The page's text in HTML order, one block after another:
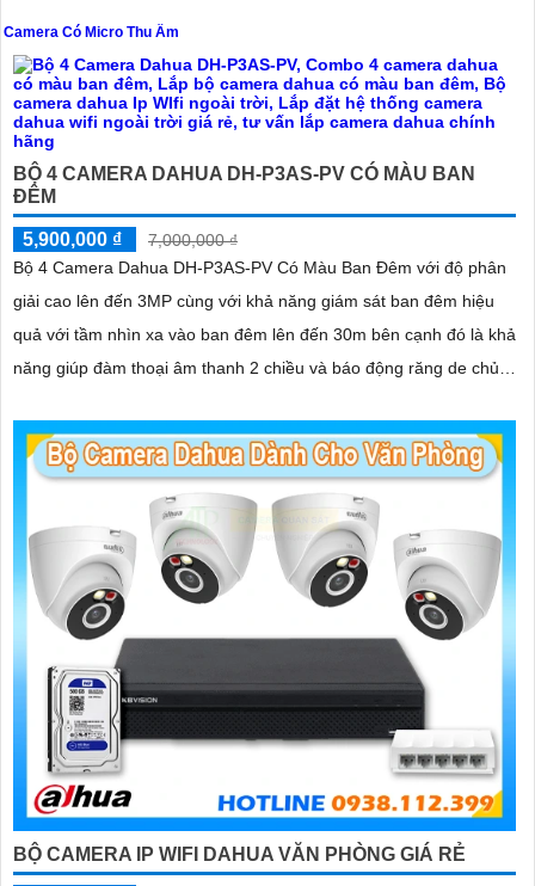
Camera Có Micro Thu Âm
BỘ 4 CAMERA DAHUA DH-P3AS-PV CÓ MÀU BAN
ĐÊM
5,900,000 ₫
7,000,000 ₫
Bộ 4 Camera Dahua DH-P3AS-PV Có Màu Ban Đêm với độ phân
giải cao lên đến 3MP cùng với khả năng giám sát ban đêm hiệu
quả với tầm nhìn xa vào ban đêm lên đến 30m bên cạnh đó là khả
năng giúp đàm thoại âm thanh 2 chiều và báo động răng de chủ
BỘ CAMERA IP WIFI DAHUA VĂN PHÒNG GIÁ RẺ